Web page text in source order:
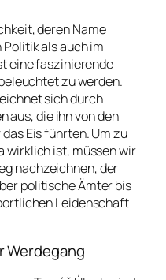
deren Name
als auch im
eine faszinierende
zu werden.
sich durch
aus, die ihn von den
Eis führten. Um zu
wirklich ist, müssen wir
nachzeichnen, der
politische Ämter bis
Leidenschaft
Werdegang